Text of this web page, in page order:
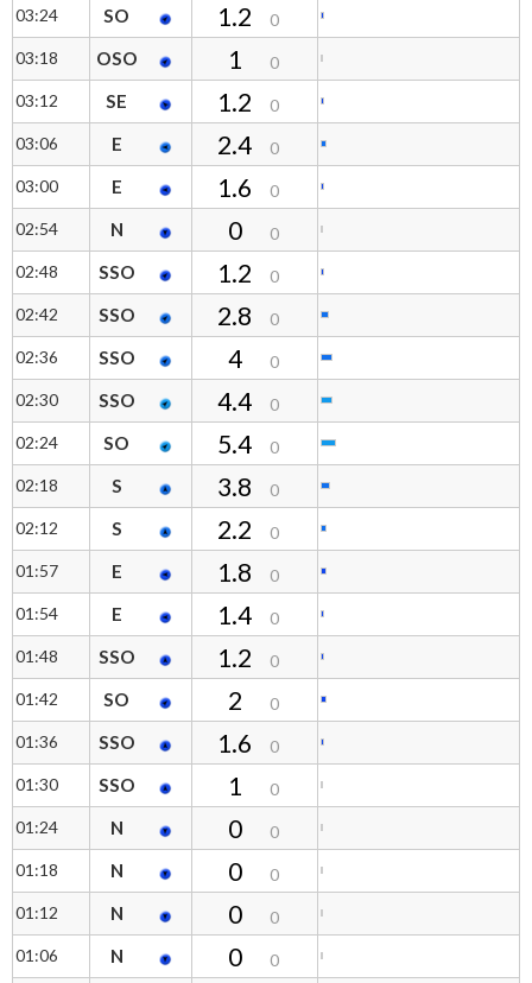
03:24
SO 1.2
0
03:18
OSO 1
0
03:12
SE 1.2
0
03:06
E 2.4
0
03:00
E 1.6
0
02:54
N 0
0
02:48
SSO 1.2
0
02:42
SSO 2.8
0
02:36
SSO 4
0
02:30
SSO 4.4
0
02:24
SO 5.4
0
02:18
S 3.8
0
02:12
S 2.2
0
01:57
E 1.8
0
01:54
E 1.4
0
01:48
SSO 1.2
0
01:42
SO 2
0
01:36
SSO 1.6
0
01:30
SSO 1
0
01:24
N 0
0
01:18
N 0
0
01:12
N 0
0
01:06
N 0
0